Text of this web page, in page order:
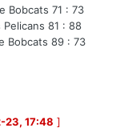
Bobcats 71 : 73
Pelicans 81 : 88
Bobcats 89 : 73
23, 17:48 ]